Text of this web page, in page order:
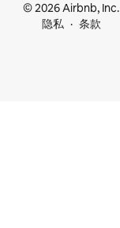
© 2026 Airbnb, Inc.
隐私
条款